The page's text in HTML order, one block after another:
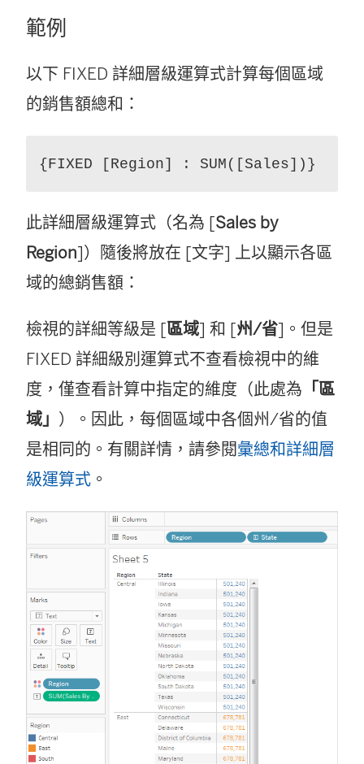
範例
以下 FIXED 詳細層級運算式計算每個區域
的銷售額總和：
{FIXED [Region] : SUM([Sales])}
此詳細層級運算式（名為 [Sales by
Region]）隨後將放在 [文字] 上以顯示各區
域的總銷售額：
檢視的詳細等級是 [區域] 和 [州/省]。但是
FIXED 詳細級別運算式不查看檢視中的維
度，僅查看計算中指定的維度（此處為 「區
域」 ）。因此，每個區域中各個州/省的值
是相同的。有關詳情，請參閱彙總和詳細層
級運算式 。